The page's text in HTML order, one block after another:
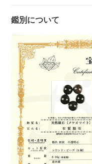
鑑別について